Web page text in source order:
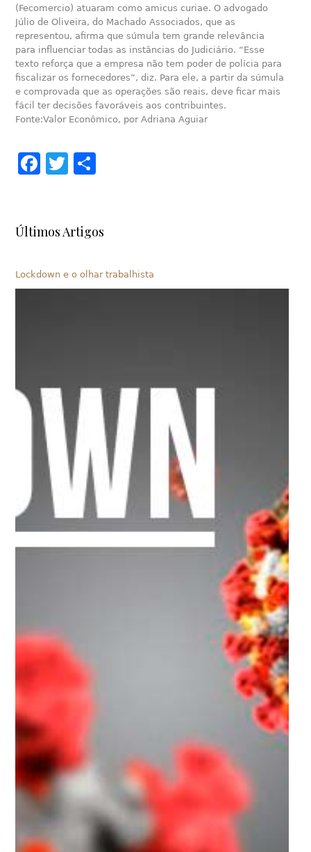
(Fecomercio) atuaram como amicus curiae. O advogado
Júlio de Oliveira, do Machado Associados, que as
representou, afirma que súmula tem grande relevância
para influenciar todas as instâncias do Judiciário. “Esse
texto reforça que a empresa não tem poder de polícia para
fiscalizar os fornecedores”, diz. Para ele, a partir da súmula
e comprovada que as operações são reais, deve ficar mais
fácil ter decisões favoráveis aos contribuintes.
Fonte:Valor Econômico, por Adriana Aguiar
Facebook
Twitter
Últimos Artigos
Lockdown e o olhar trabalhista